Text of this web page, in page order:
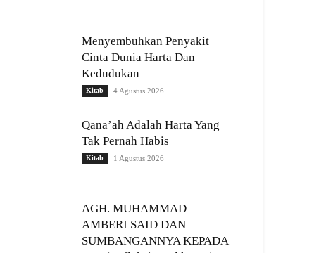
Menyembuhkan Penyakit
Cinta Dunia Harta Dan
Kedudukan
Kitab 4 Agustus 2026
Qana’ah Adalah Harta Yang
Tak Pernah Habis
Kitab 1 Agustus 2026
AGH. MUHAMMAD
AMBERI SAID DAN
SUMBANGANNYA KEPADA